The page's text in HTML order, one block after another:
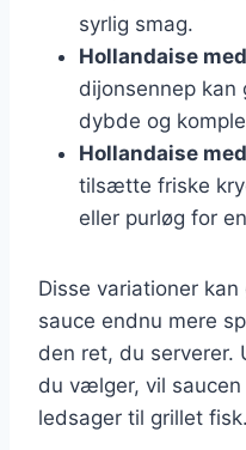
syrlig smag.
Hollandaise
dijonsennep kan
dybde og
Hollandaise
tilsætte friske
eller purløg for
Disse variationer
sauce endnu mere
den ret, du serverer.
du vælger, vil
ledsager til grillet fisk.